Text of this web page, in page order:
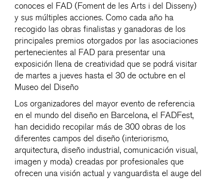
conoces el FAD (Foment de les Arts i del Disseny)
y sus múltiples acciones. Como cada año ha
recogido las obras finalistas y ganadoras de los
principales premios otorgados por las asociaciones
pertenecientes al FAD para presentar una
exposición llena de creatividad que se podrá visitar
de martes a jueves hasta el 30 de octubre en el
Museo del Diseño
Los organizadores del mayor evento de referencia
en el mundo del diseño en Barcelona, el FADFest,
han decidido recopilar más de 300 obras de los
diferentes campos del diseño (interiorismo,
arquitectura, diseño industrial, comunicación visual,
imagen y moda) creadas por profesionales que
ofrecen una visión actual y vanguardista el auge del